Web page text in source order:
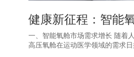
健康新征程：智能
一、智能氧舱市场需求增长 随着
高压氧舱在运动医学领域的需求